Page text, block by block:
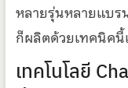
หลายรุ่นหลายแบ
ก็ผลิตด้วยเทคนิค
เทคโนโลยี